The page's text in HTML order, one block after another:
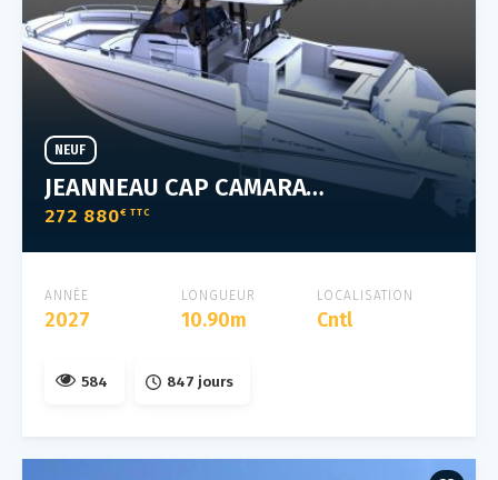
JEANNEAU CAP CAMARAT 10.5 CC
272 880€ TTC
NEUF
ANNÉE
2027
LONGUEUR
10.90m
LOCALISATION
Cntl
584 847 jours